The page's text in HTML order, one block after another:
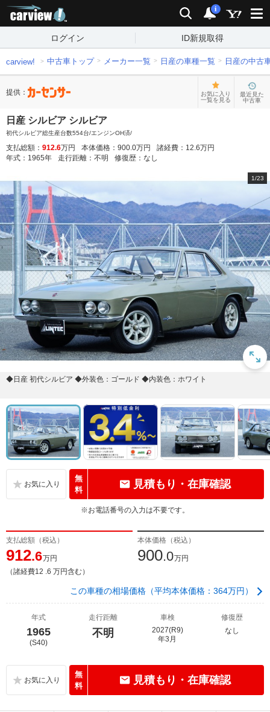
検索 通知
i
ログイン ID新規取得
carview! 中古車トップ メーカー一覧 日産の車種一覧 日産の中古
提供：
お気に入り
一覧を見る
最近見た
中古車
日産 シルビア シルビア
初代シルビア総生産台数554台/エンジンOH済/
支払総額： 912.6万円 本体価格： 900.0万円 諸経費： 12.6万円
年式： 1965年 走行距離： 不明 修復歴： なし
1/23
◆日産 初代シルビア ◆外装色：ゴールド ◆内装色：ホワイト
無
料
見積もり・在庫確認
※お電話番号の入力は不要です。
支払総額（税込）
912.6万円
（諸経費12 .6 万円含む）
本体価格（税込）
900.0万円
この車種の相場価格（平均本体価格：364万円）
年式
1965
(S40)
走行距離
不明
車検
2027(R9)
年3月
修復歴
なし
無
料
見積もり・在庫確認